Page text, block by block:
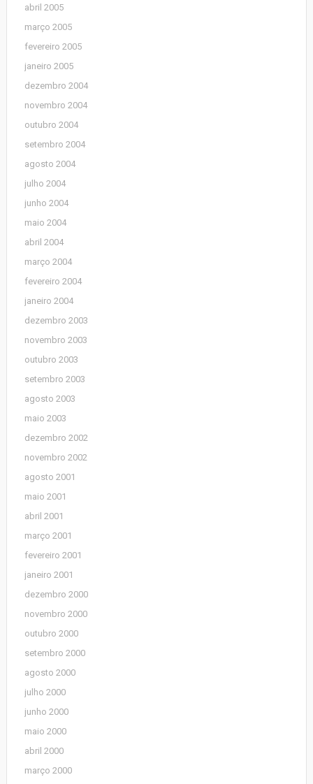
abril 2005
março 2005
fevereiro 2005
janeiro 2005
dezembro 2004
novembro 2004
outubro 2004
setembro 2004
agosto 2004
julho 2004
junho 2004
maio 2004
abril 2004
março 2004
fevereiro 2004
janeiro 2004
dezembro 2003
novembro 2003
outubro 2003
setembro 2003
agosto 2003
maio 2003
dezembro 2002
novembro 2002
agosto 2001
maio 2001
abril 2001
março 2001
fevereiro 2001
janeiro 2001
dezembro 2000
novembro 2000
outubro 2000
setembro 2000
agosto 2000
julho 2000
junho 2000
maio 2000
abril 2000
março 2000